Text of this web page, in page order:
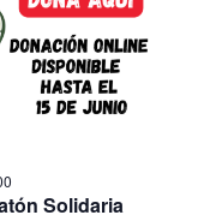
Solidaria